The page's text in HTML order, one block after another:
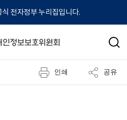
전자정부 누리집입니다.
검
인쇄 공유